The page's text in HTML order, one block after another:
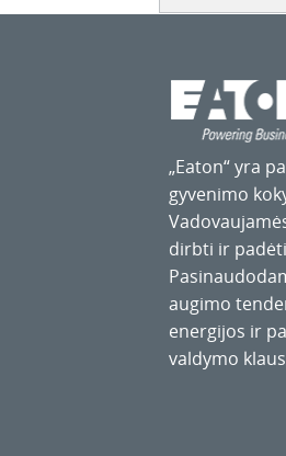
„Eaton“ yra
gyvenimo
dirbti ir
augimo
energijos ir
valdymo